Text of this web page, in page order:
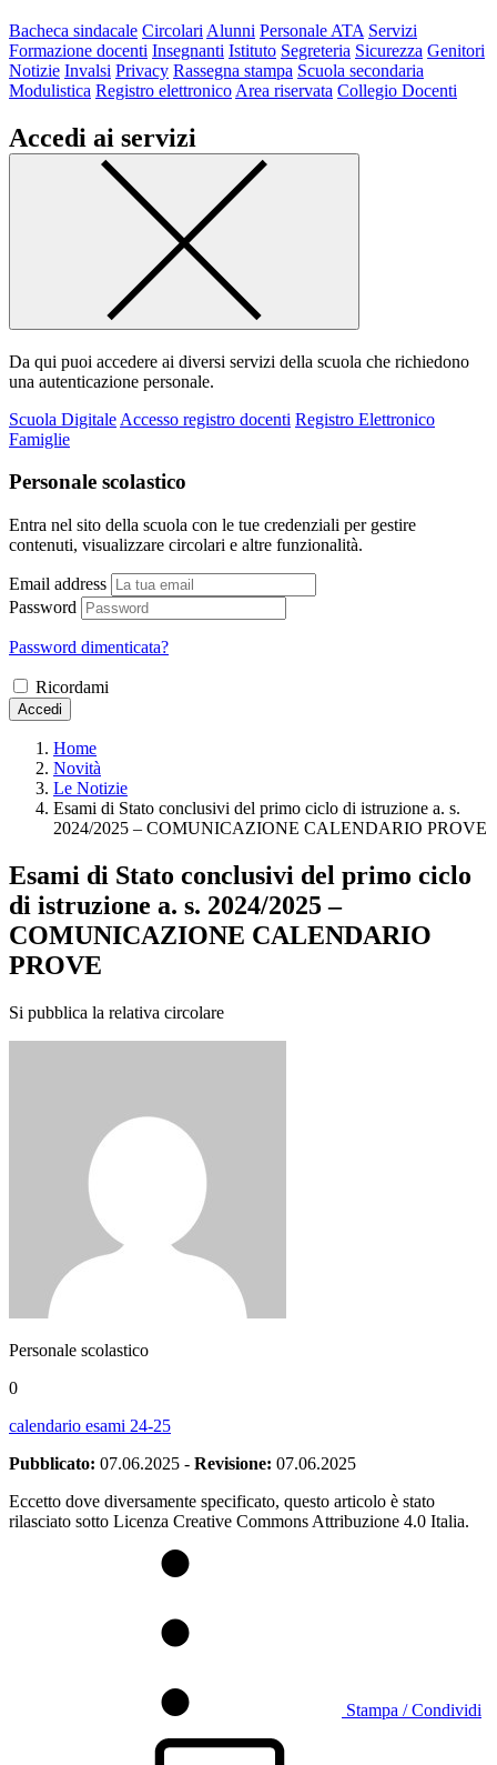
Bacheca sindacale Circolari Alunni Personale ATA Servizi
Formazione docenti Insegnanti Istituto Segreteria Sicurezza Genitori
Notizie Invalsi Privacy Rassegna stampa Scuola secondaria
Modulistica Registro elettronico Area riservata Collegio Docenti
Accedi ai servizi
Da qui puoi accedere ai diversi servizi della scuola che richiedono
una autenticazione personale.
Scuola Digitale Accesso registro docenti Registro Elettronico
Famiglie
Personale scolastico
Entra nel sito della scuola con le tue credenziali per gestire
contenuti, visualizzare circolari e altre funzionalità.
Email address
Password
Password dimenticata?
Ricordami
Accedi
Home
Novità
Le Notizie
Esami di Stato conclusivi del primo ciclo di istruzione a. s.
2024/2025 – COMUNICAZIONE CALENDARIO PROVE
Esami di Stato conclusivi del primo ciclo
di istruzione a. s. 2024/2025 –
COMUNICAZIONE CALENDARIO
PROVE
Si pubblica la relativa circolare
Personale scolastico
0
calendario esami 24-25
Pubblicato: 07.06.2025 - Revisione: 07.06.2025
Eccetto dove diversamente specificato, questo articolo è stato
rilasciato sotto Licenza Creative Commons Attribuzione 4.0 Italia.
Stampa / Condividi